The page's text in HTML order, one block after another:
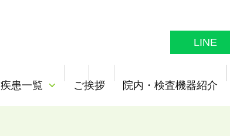
LINE
疾患一覧 ご挨拶 院内・検査機器紹介